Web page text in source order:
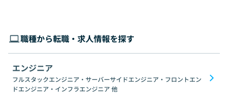
職種から転職・求人情報を探す
エンジニア
フルスタックエンジニア・サーバーサイドエンジニア・フロントエン
ドエンジニア・インフラエンジニア 他